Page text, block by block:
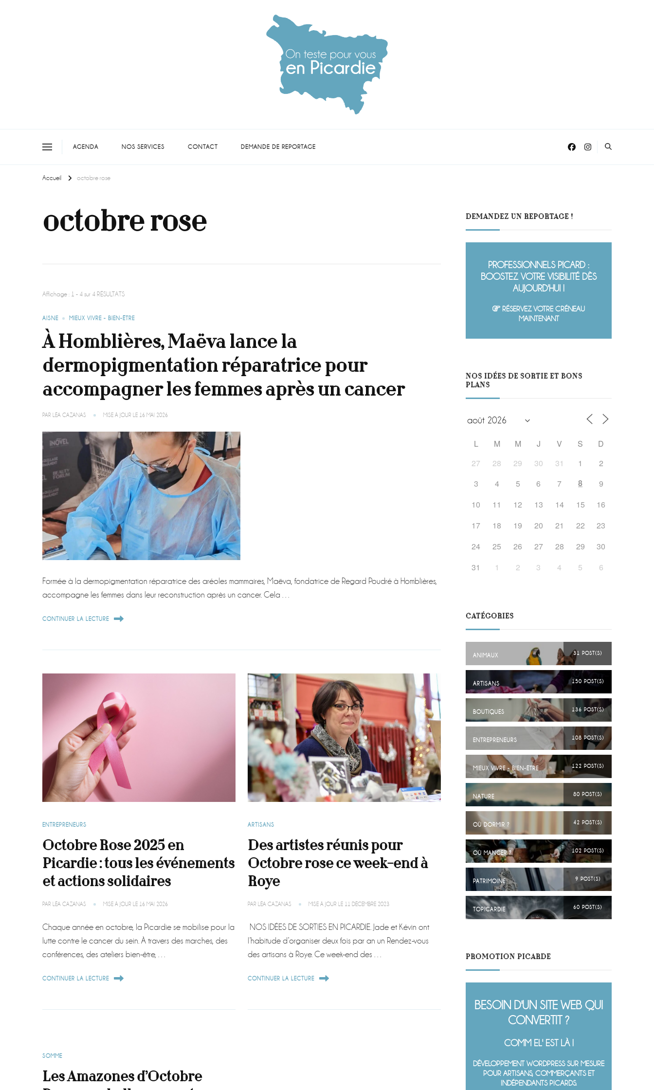
AGENDA NOS SERVICES CONTACT DEMANDE DE REPORTAGE
Accueil octobre rose
octobre rose
Affichage : 1 - 4 sur 4 RÉSULTATS
AISNE MIEUX VIVRE - BIEN-ÊTRE
À Homblières, Maëva lance la
dermopigmentation réparatrice pour
accompagner les femmes après un cancer
PAR LÉA CAZANAS MISE À JOUR LE 16 MAI 2026
Formée à la dermopigmentation réparatrice des aréoles mammaires, Maëva, fondatrice de Regard Poudré à Homblières,
accompagne les femmes dans leur reconstruction après un cancer. Cela …
CONTINUER LA LECTURE
ENTREPRENEURS
Octobre Rose 2025 en
Picardie : tous les événements
et actions solidaires
PAR LÉA CAZANAS MISE À JOUR LE 16 MAI 2026
Chaque année en octobre, la Picardie se mobilise pour la
lutte contre le cancer du sein. À travers des marches, des
conférences, des ateliers bien-être, …
CONTINUER LA LECTURE
ARTISANS
Des artistes réunis pour
Octobre rose ce week-end à
Roye
PAR LÉA CAZANAS MISE À JOUR LE 11 DÉCEMBRE 2023
NOS IDÉES DE SORTIES EN PICARDIE. Jade et Kévin ont
l’habitude d’organiser deux fois par an un Rendez-vous
des artisans à Roye. Ce week-end des …
CONTINUER LA LECTURE
SOMME
Les Amazones d’Octobre
DEMANDEZ UN REPORTAGE !
PROFESSIONNELS PICARD :
BOOSTEZ VOTRE VISIBILITÉ DÈS
AUJOURD'HUI !
RÉSERVEZ VOTRE CRÉNEAU
MAINTENANT
NOS IDÉES DE SORTIE ET BONS
PLANS
L M M J V S
D
27
28 29 30 31 1
2
3
4 5 6 7 8
9
10
11 12 13 14 15
16
17
18 19 20 21 22
23
24
25 26 27 28 29
30
31
1 2 3 4 5 6
CATÉGORIES
ANIMAUX 31 POST(S)
ARTISANS 150 POST(S)
BOUTIQUES 136 POST(S)
ENTREPRENEURS 108 POST(S)
MIEUX VIVRE - BIEN-ÊTRE 122 POST(S)
NATURE 80 POST(S)
OÙ DORMIR ? 42 POST(S)
OÙ MANGER ? 102 POST(S)
PATRIMOINE 9 POST(S)
TOPICARDIE 60 POST(S)
PROMOTION PICARDE
BESOIN D'UN SITE WEB QUI
CONVERTIT ?
COMM EL' EST LÀ !
DÉVELOPPEMENT WORDPRESS SUR MESURE
POUR ARTISANS, COMMERÇANTS ET
INDÉPENDANTS PICARDS.